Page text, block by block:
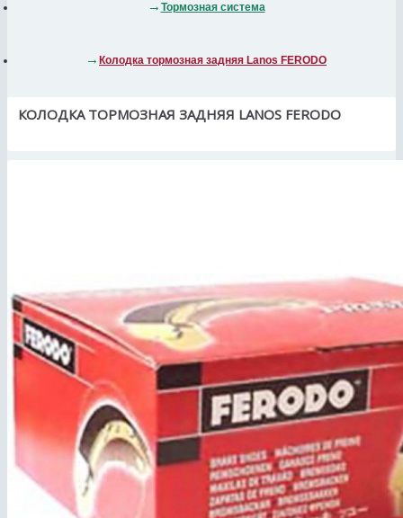
Тормозная система
Колодка тормозная задняя Lanos FERODO
КОЛОДКА ТОРМОЗНАЯ ЗАДНЯЯ LANOS FERODO